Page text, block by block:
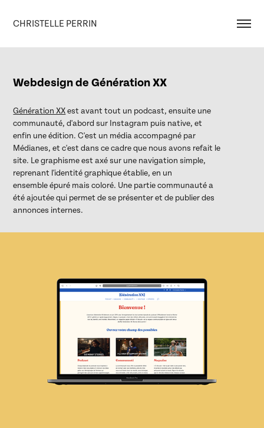
CHRISTELLE PERRIN
Webdesign de Génération XX
Génération XX est avant tout un podcast, ensuite une
communauté, d'abord sur Instagram puis native, et
enfin une édition. C'est un média accompagné par
Médianes, et c'est dans ce cadre que nous avons refait le
site. Le graphisme est axé sur une navigation simple,
reprenant l'identité graphique établie, en un
ensemble épuré mais coloré. Une partie communauté a
été ajoutée qui permet de se présenter et de publier des
annonces internes.